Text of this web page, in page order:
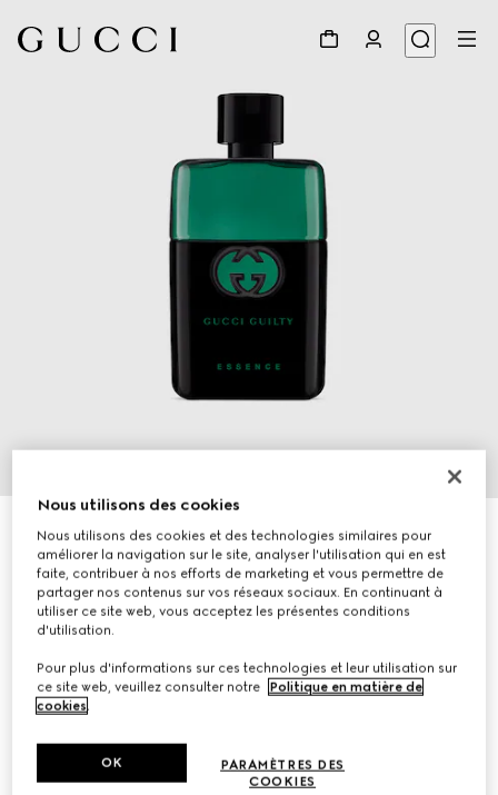
Gucci Guilty Essence Pour Homme Eau de Toilette, 50 ml
€ 86
Nous utilisons des cookies
Nous utilisons des cookies et des technologies similaires pour
améliorer la navigation sur le site, analyser l'utilisation qui en est
faite, contribuer à nos efforts de marketing et vous permettre de
partager nos contenus sur vos réseaux sociaux. En continuant à
utiliser ce site web, vous acceptez les présentes conditions
d'utilisation.
Pour plus d'informations sur ces technologies et leur utilisation sur
ce site web, veuillez consulter notre
Politique en matière de
cookies.
PARAMÈTRES DES
COOKIES
OK